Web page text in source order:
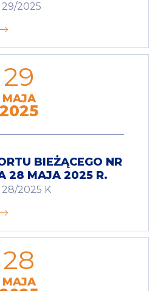
2025
29
MAJA
2025
BIEŻĄCEGO NR
28 MAJA 2025 R.
2025 K
28
MAJA